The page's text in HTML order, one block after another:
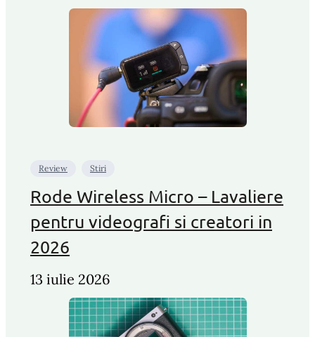
Review Stiri
Rode Wireless Micro – Lavaliere
pentru videografi si creatori in
2026
13 iulie 2026